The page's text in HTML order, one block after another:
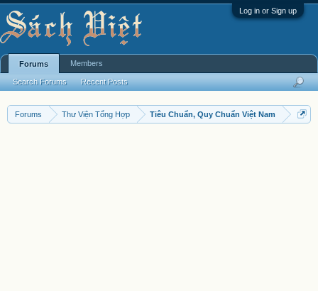
Log in or Sign up
Forums Thư Viện Tổng Hợp Tiêu Chuẩn, Quy Chuẩn Việt Nam
Forums
Search Forums Recent Posts
Members